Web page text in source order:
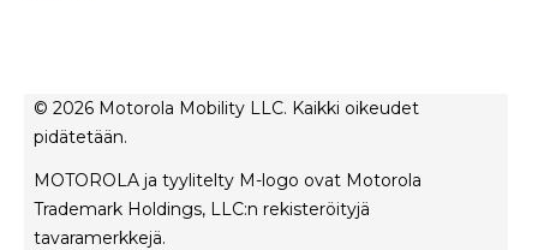
Korjauksen tila
Rescue- ja älyavustintyökalu
Myyntiehdot
Käyttöehdot
Tietosuojakäytäntö
Innovaatio
Urat
© 2026 Motorola Mobility LLC. Kaikki oikeudet
pidätetään.
MOTOROLA ja tyylitelty M-logo ovat Motorola
Trademark Holdings, LLC:n rekisteröityjä
tavaramerkkejä.